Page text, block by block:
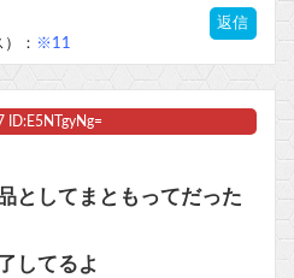
返信
： ※11
としてまともってだった
してるよ